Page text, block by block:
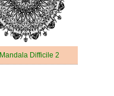
Mandala Difficile 2